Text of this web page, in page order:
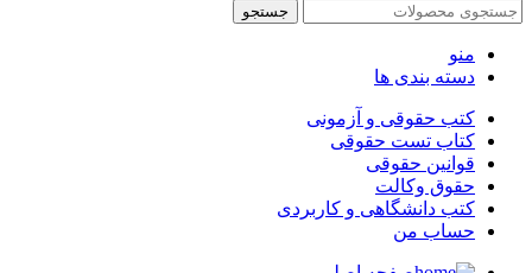
جستجو
منو
دسته بندی ها
کتب حقوقی و آزمونی
کتاب تست حقوقی
قوانین حقوقی
حقوق وکالت
کتب دانشگاهی و کاربردی
حساب من